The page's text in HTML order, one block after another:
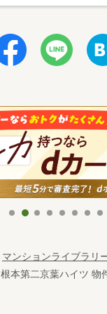
マンションライブラリ
根本第二京葉ハイツ 物